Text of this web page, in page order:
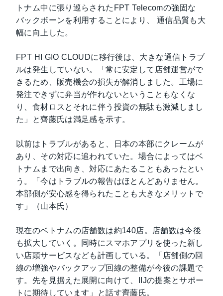
トナム中に張り巡らされたFPT Telecomの強固な
バックボーンを利用することにより、 通信品質も大
幅に向上した。
FPT HI GIO CLOUDに移行後は、大きな通信トラブ
ルは発生していない。「常に安定して店舗運営がで
きるため、販売機会の損失が解消しました。工場に
発注できずに弁当が作れないということもなくな
り、食材ロスとそれに伴う投資の無駄も激減しまし
た」と齊藤氏は満足感を示す。
以前はトラブルがあると、日本の本部にクレームが
あり、その対応に追われていた。場合によってはベ
トナムまで出向き、対応にあたることもあったとい
う。「今はトラブルの報告はほとんどありません。
本部側が安心感を得られたことも大きなメリットで
す」（山本氏）
現在のベトナムの店舗数は約140店。店舗数は今後
も拡大していく。同時にスマホアプリを使った新し
い店頭サービスなども計画している。「店舗側の回
線の増強やバックアップ回線の整備が今後の課題で
す。先を見据えた展開に向けて、IIJの提案とサポー
トに期待しています」と話す齊藤氏。